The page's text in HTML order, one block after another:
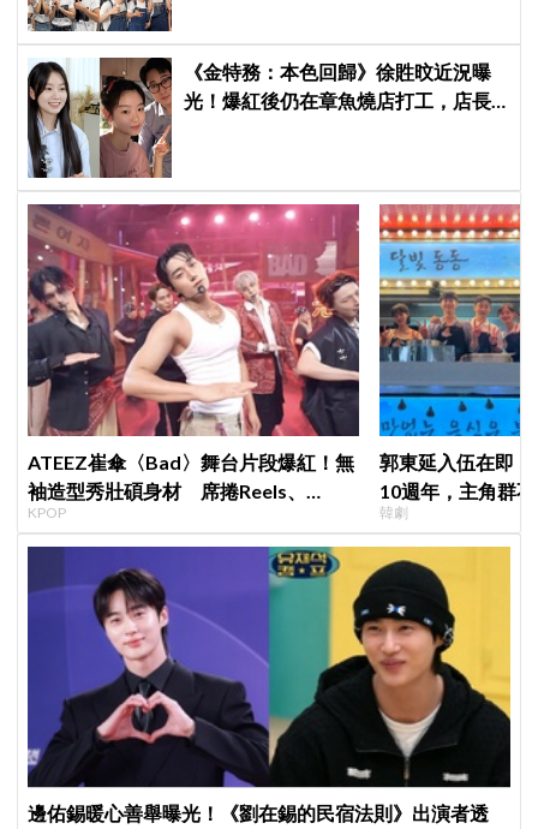
《金特務：本色回歸》徐貹旼近況曝
光！爆紅後仍在章魚燒店打工，店長
ATEEZ崔傘〈Bad〉舞台片段爆紅！無
袖造型秀壯碩身材 席捲Reels、
Shorts演算法
KPOP
郭東延入伍在即
10週年，主角群
錄製特別節目
韓劇
邊佑錫暖心善舉曝光！《劉在錫的民宿法則》出演者透